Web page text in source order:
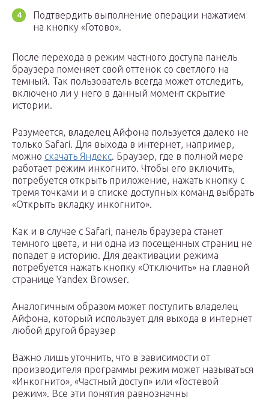
Подтвердить выполнение операции нажатием
на кнопку «Готово».
После перехода в режим частного доступа панель
браузера поменяет свой оттенок со светлого на
темный. Так пользователь всегда может отследить,
включено ли у него в данный момент скрытие
истории.
Разумеется, владелец Айфона пользуется далеко не
только Safari. Для выхода в интернет, например,
можно скачать Яндекс. Браузер, где в полной мере
работает режим инкогнито. Чтобы его включить,
потребуется открыть приложение, нажать кнопку с
тремя точками и в списке доступных команд выбрать
«Открыть вкладку инкогнито».
Как и в случае с Safari, панель браузера станет
темного цвета, и ни одна из посещенных страниц не
попадет в историю. Для деактивации режима
потребуется нажать кнопку «Отключить» на главной
странице Yandex Browser.
Аналогичным образом может поступить владелец
Айфона, который использует для выхода в интернет
любой другой браузер
Важно лишь уточнить, что в зависимости от
производителя программы режим может называться
«Инкогнито», «Частный доступ» или «Гостевой
режим». Все эти понятия равнозначны